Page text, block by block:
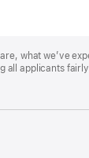
what we’ve
applicants